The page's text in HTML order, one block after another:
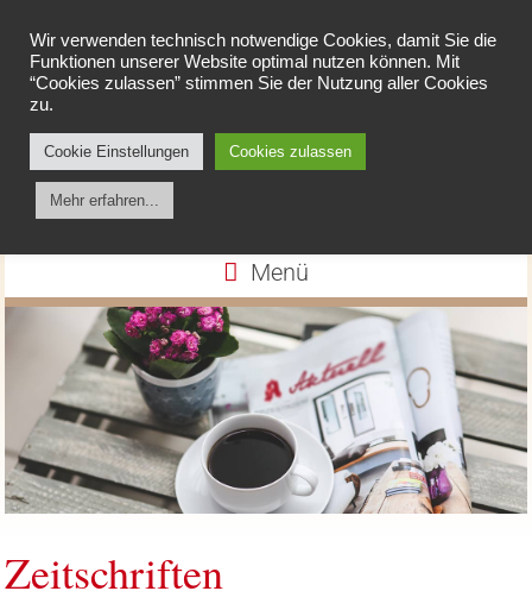
Apotheke am Spieker
Menü
Zeitschriften
Wir verwenden technisch notwendige Cookies, damit Sie die
Funktionen unserer Website optimal nutzen können. Mit
“Cookies zulassen” stimmen Sie der Nutzung aller Cookies
zu.
Cookie Einstellungen Cookies zulassen
Mehr erfahren...